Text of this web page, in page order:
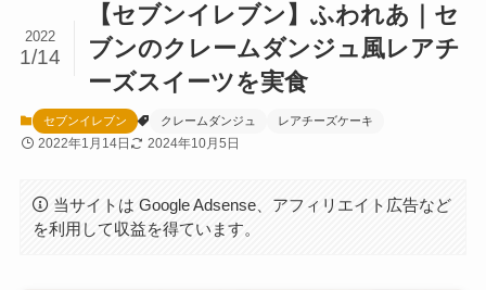
【セブンイレブン】ふわれあ｜セ
ブンのクレームダンジュ風レアチ
ーズスイーツを実食
2022
1/14
セブンイレブン クレームダンジュ レアチーズケーキ
2022年1月14日 2024年10月5日
当サイトは Google Adsense、アフィリエイト広告など
を利用して収益を得ています。